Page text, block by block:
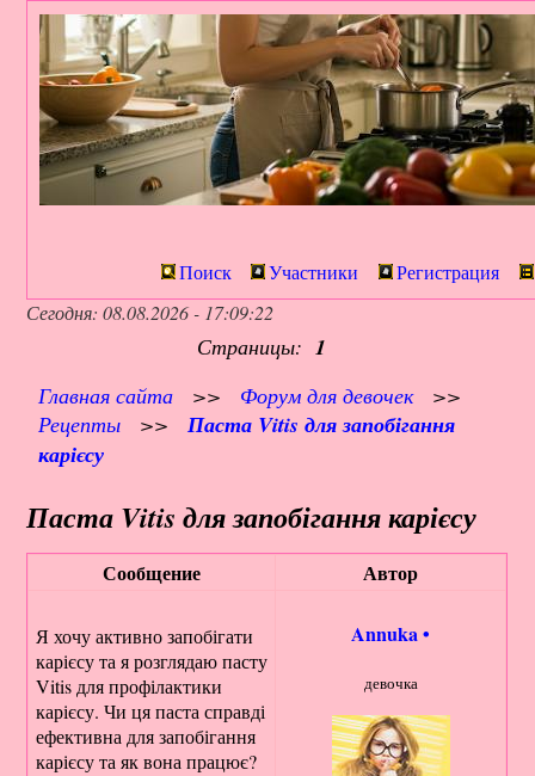
Поиск Участники
Регистрация
Сегодня: 08.08.2026 - 17:09:22
Страницы: 1
Главная сайта >> Форум для девочек
>>
Рецепты
>>Паста Vitis для запобігання
карієсу
Паста Vitis для запобігання карієсу
Сообщение Автор
Я хочу активно запобігати
карієсу та я розглядаю пасту
Vitis для профілактики
карієсу. Чи ця паста справді
ефективна для запобігання
карієсу та як вона працює?
Annuka•
девочка